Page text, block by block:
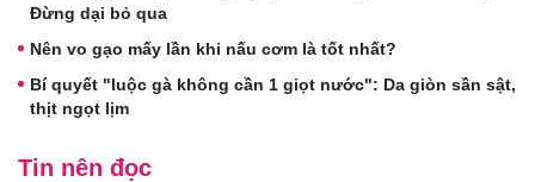
Đừng dại bỏ qua
Nên vo gạo mấy lần khi nấu cơm là tốt nhất?
Bí quyết "luộc gà không cần 1 giọt nước": Da giòn sần sật,
thịt ngọt lịm
Tin nên đọc